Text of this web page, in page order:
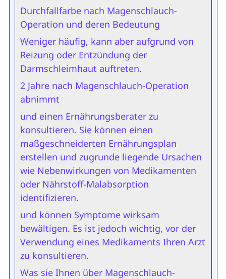
Durchfallfarbe nach Magenschlauch-
Operation und deren Bedeutung
Weniger häufig, kann aber aufgrund von
Reizung oder Entzündung der
Darmschleimhaut auftreten.
2 Jahre nach Magenschlauch-Operation
abnimmt
und einen Ernährungsberater zu
konsultieren. Sie können einen
maßgeschneiderten Ernährungsplan
erstellen und zugrunde liegende Ursachen
wie Nebenwirkungen von Medikamenten
oder Nährstoff-Malabsorption
identifizieren.
und können Symptome wirksam
bewältigen. Es ist jedoch wichtig, vor der
Verwendung eines Medikaments Ihren Arzt
zu konsultieren.
Was sie Ihnen über Magenschlauch-